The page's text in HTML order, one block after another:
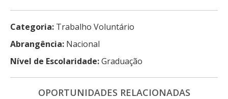
Categoria: Trabalho Voluntário
Abrangência: Nacional
Nível de Escolaridade:Graduação
OPORTUNIDADES RELACIONADAS